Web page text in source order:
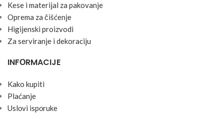
Kese i materijal za pakovanje
Oprema za čišćenje
Higijenski proizvodi
Za serviranje i dekoraciju
INFОRMACIJE
Kako kupiti
Plaćanje
Uslоvi ispоruke